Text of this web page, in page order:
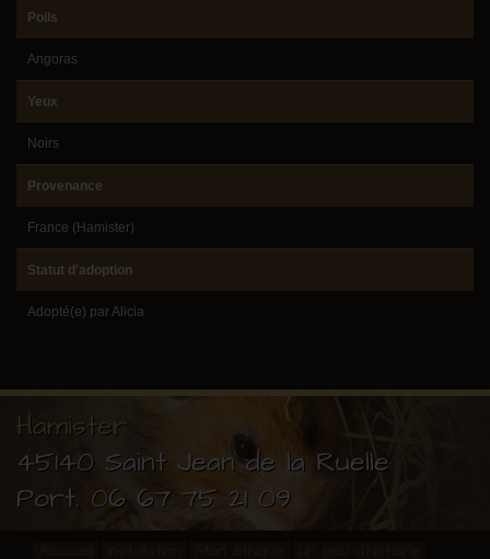
Poils
Angoras
Yeux
Noirs
Provenance
France (Hamister)
Statut d'adoption
Adopté(e) par Alicia
Hamister
45140 Saint Jean de la Ruelle
Port. 06 67 75 21 09